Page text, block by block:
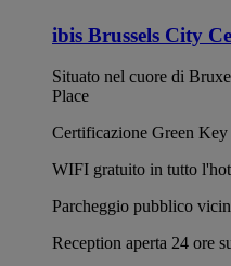
ibis Brussels City
Situato nel cuore di
Place
Certificazione Green Key
WIFI gratuito in tutto
Parcheggio pubblico
Reception aperta 24 ore